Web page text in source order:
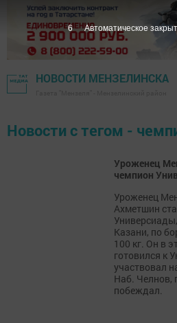
НОВОСТИ МЕНЗЕЛИНСКА
Новости с тегом -
Уроженец
чемпион
Уроженец
Ахметшин
Казани, по
100 кг. Он в
готовился к
участвовал
Наб. Челнов,
побеждал.
6 Автоматическое